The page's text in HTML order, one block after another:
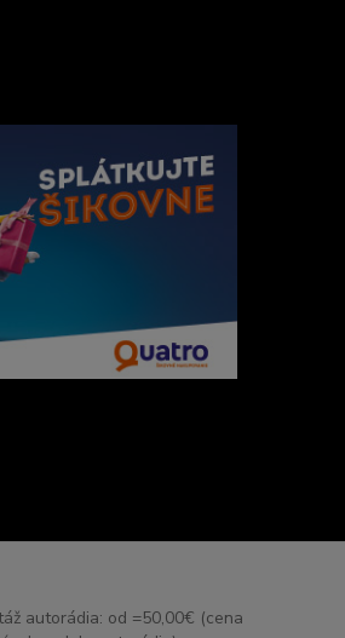
autorádia: od =50,00€ (cena